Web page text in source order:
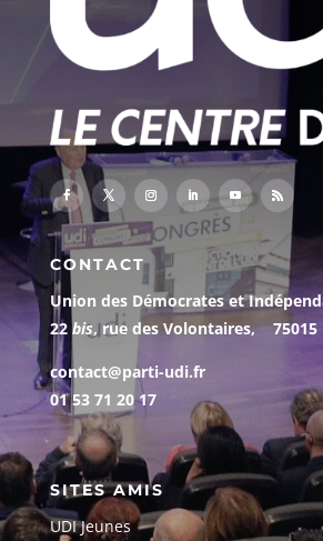
CONTACT
Union des Démocrates et
22 bis, rue des Volontaires, 75015
contact@parti-udi.fr
01 53 71 20 17
SITES AMIS
UDI Jeunes